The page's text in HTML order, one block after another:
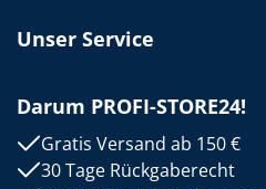
Unser Service
Darum PROFI-STORE24!
Gratis Versand ab 150 €
30 Tage Rückgaberecht